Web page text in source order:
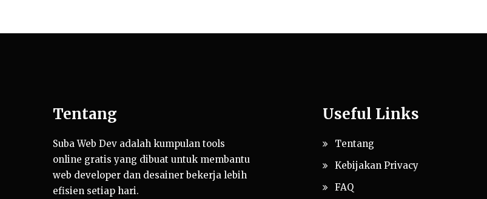
Tentang
Suba Web Dev adalah kumpulan tools
online gratis yang dibuat untuk membantu
web developer dan desainer bekerja lebih
efisien setiap hari.
Useful Links
Tentang
Kebijakan Privacy
FAQ